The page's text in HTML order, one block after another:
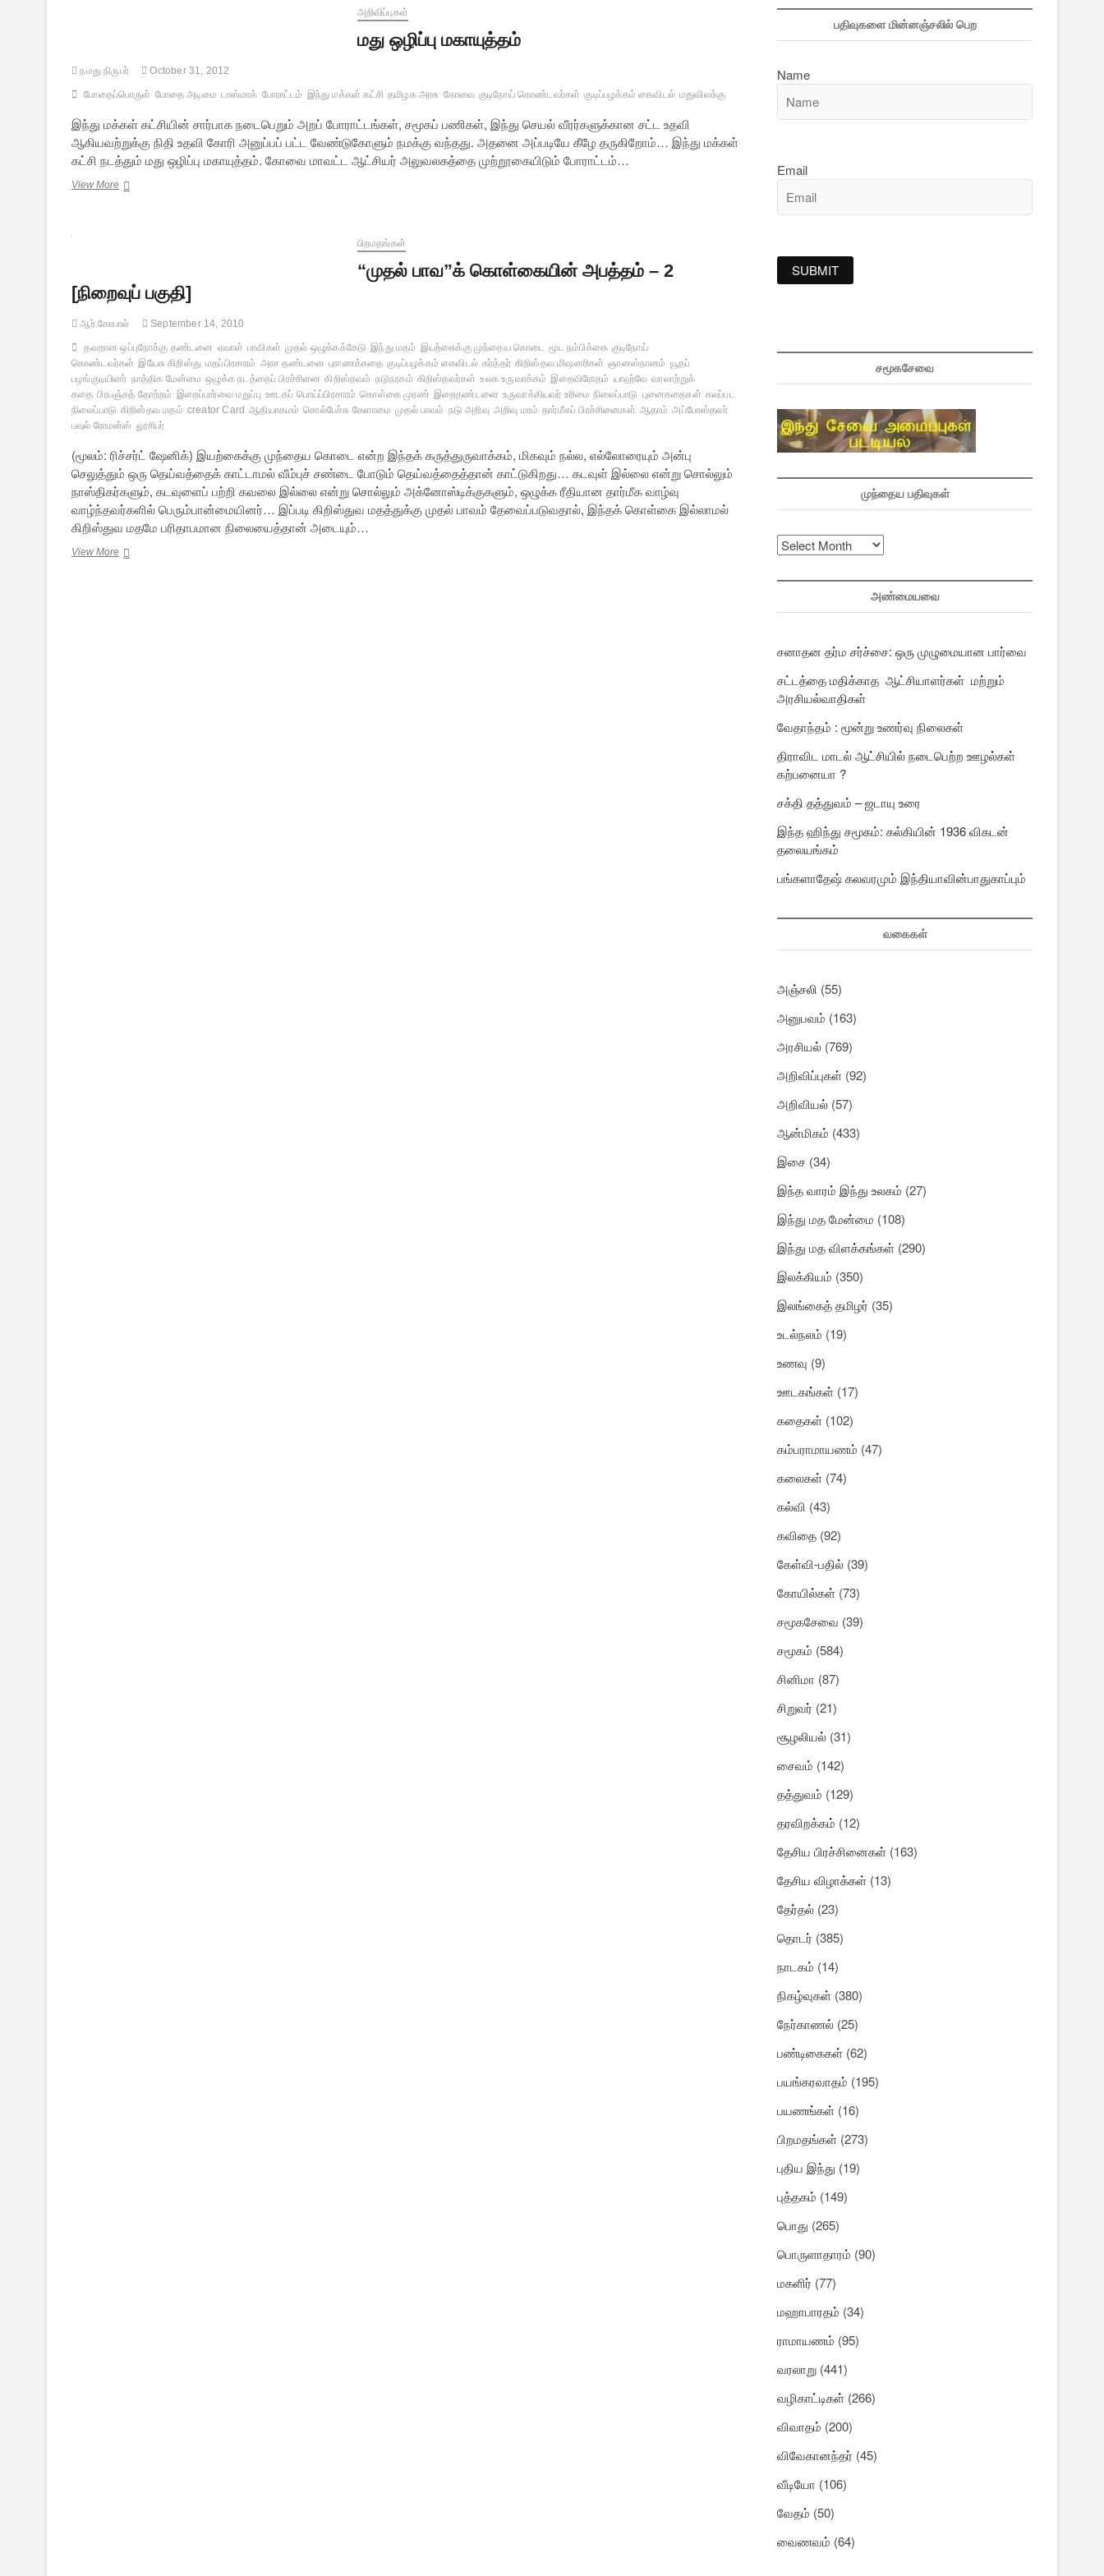
அறிவிப்புகள்
மது ஒழிப்பு மகாயுத்தம்
நமது நிருபர் October 31, 2012
போதைப்பொருள் போதை அடிமை டாஸ்மாக் போராட்டம் இந்து மக்கள் கட்சி தமிழக அரசு கோவை குடிநோய் கொண்டவர்கள் குடிப்பழக்கம் கைவிடல் மதுவிலக்கு
இந்து மக்கள் கட்சியின் சார்பாக நடைபெறும் அறப் போராட்டங்கள், சமூகப் பணிகள், இந்து செயல் வீரர்களுக்கான சட்ட உதவி
ஆகியவற்றுக்கு நிதி உதவி கோரி அனுப்பப் பட்ட வேண்டுகோளும் நமக்கு வந்தது. அதனை அப்படியே கீழே தருகிறோம்… இந்து மக்கள்
கட்சி நடத்தும் மது ஒழிப்பு மகாயுத்தம். கோவை மாவட்ட ஆட்சியர் அலுவலகத்தை முற்றூகையிடும் போராட்டம்…
View Moreமது
பிறமதங்கள்
“முதல் பாவ”க் கொள்கையின் அபத்தம் – 2
[நிறைவுப் பகுதி]
ஆர்.கோபால் September 14, 2010
தவறான ஒப்புநோக்கு தண்டனை ஏவாள் பாவிகள் முதல் ஒழுக்கக்கேடு இந்து மதம் இயற்கைக்கு முந்தைய கொடை மூட நம்பிக்கை குடிநோய்
கொண்டவர்கள் இயேசு கிறிஸ்து மதப்பிரசாரம் அரச தண்டனை புராணக்கதை குடிப்பழக்கம் கைவிடல் கர்த்தர் கிறிஸ்தவ மிஷனரிகள் ஞானஸ்நானம் யூதப்
பழங்குடியினர் நாத்திக மேன்மை ஒழுக்க நடத்தைப் பிரச்சினை கிறிஸ்தவம் நடுநரகம் கிறிஸ்தவர்கள் உலக உருவாக்கம் இறைவிரோதம் யாஹ்வே வரலாற்றுக்
கதை பிரபஞ்சத் தோற்றம் இறைப்பார்வை மறுப்பு ஊடகப் பொய்ப்பிரசாரம் கொள்கை முரண் இறைதண்டனை உருவாக்கியவர் உரிமை நிலைப்பாடு புனைகதைகள் கலப்பட
நிலைப்பாடு கிறிஸ்தவ மதம் creator Card ஆதியாகமம் சொல்பேச்சு கேளாமை முதல் பாவம் நடு அறிவு அறிவு மரம் தார்மீகப் பிரச்சினைகள் ஆதாம் அப்போஸ்தலர்
பவுல் ரோமன்ஸ் லூசிபர்
(மூலம்: ரிச்சர்ட் ஷேனிக்) இயற்கைக்கு முந்தைய கொடை என்ற இந்தக் கருத்துருவாக்கம், மிகவும் நல்ல, எல்லோரையும் அன்பு
செலுத்தும் ஒரு தெய்வத்தைக் காட்டாமல் வீம்புச் சண்டை போடும் தெய்வத்தைத்தான் காட்டுகிறது… கடவுள் இல்லை என்று சொல்லும்
நாஸ்திகர்களும், கடவுளைப் பற்றி கவலை இல்லை என்று சொல்லும் அக்னோஸ்டிக்குகளும், ஒழுக்க ரீதியான தார்மீக வாழ்வு
வாழ்ந்தவர்களில் பெரும்பான்மையினர்… இப்படி கிறிஸ்துவ மதத்துக்கு முதல் பாவம் தேவைப்படுவதால், இந்தக் கொள்கை இல்லாமல்
கிறிஸ்துவ மதமே பரிதாபமான நிலையைத்தான் அடையும்…
View More“முதல்
பதிவுகளை மின்னஞ்சலில் பெற
Name
Email
சமூகசேவை
முந்தைய பதிவுகள்
முந்தைய
பதிவுகள்
அண்மையவை
சனாதன தர்ம சர்ச்சை: ஒரு முழுமையான பார்வை
சட்டத்தை மதிக்காத ஆட்சியாளர்கள் மற்றும்
அரசியல்வாதிகள்
வேதாந்தம் : மூன்று உணர்வு நிலைகள்
திராவிட மாடல் ஆட்சியில் நடைபெற்ற ஊழல்கள்
கற்பனையா ?
சக்தி தத்துவம் – ஜடாயு உரை
இந்த ஹிந்து சமூகம்: கல்கியின் 1936 விகடன்
தலையங்கம்
பங்களாதேஷ் கலவரமும் இந்தியாவின்பாதுகாப்பும்
வகைகள்
அஞ்சலி (55)
அனுபவம் (163)
அரசியல் (769)
அறிவிப்புகள் (92)
அறிவியல் (57)
ஆன்மிகம் (433)
இசை (34)
இந்த வாரம் இந்து உலகம் (27)
இந்து மத மேன்மை (108)
இந்து மத விளக்கங்கள் (290)
இலக்கியம் (350)
இலங்கைத் தமிழர் (35)
உடல்நலம் (19)
உணவு (9)
ஊடகங்கள் (17)
கதைகள் (102)
கம்பராமாயணம் (47)
கலைகள் (74)
கல்வி (43)
கவிதை (92)
கேள்வி-பதில் (39)
கோயில்கள் (73)
சமூகசேவை (39)
சமூகம் (584)
சினிமா (87)
சிறுவர் (21)
சூழலியல் (31)
சைவம் (142)
தத்துவம் (129)
தரவிறக்கம் (12)
தேசிய பிரச்சினைகள் (163)
தேசிய விழாக்கள் (13)
தேர்தல் (23)
தொடர் (385)
நாடகம் (14)
நிகழ்வுகள் (380)
நேர்காணல் (25)
பண்டிகைகள் (62)
பயங்கரவாதம் (195)
பயணங்கள் (16)
பிறமதங்கள் (273)
புதிய இந்து (19)
புத்தகம் (149)
பொது (265)
பொருளாதாரம் (90)
மகளிர் (77)
மஹாபாரதம் (34)
ராமாயணம் (95)
வரலாறு (441)
வழிகாட்டிகள் (266)
விவாதம் (200)
விவேகானந்தர் (45)
வீடியோ (106)
வேதம் (50)
வைணவம் (64)